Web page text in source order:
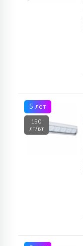
5 лет
150
лт/вт